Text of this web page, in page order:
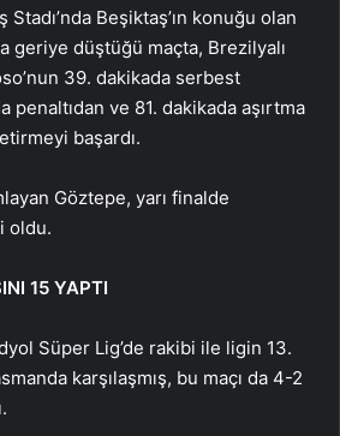
Beşiktaş’ın konuğu olan
geriye düştüğü maçta, Brezilyalı
39. dakikada serbest
penaltıdan ve 81. dakikada aşırtma
başardı.
Göztepe, yarı finalde
oldu.
15 YAPTI
Süper Lig’de rakibi ile ligin 13.
karşılaşmış, bu maçı da 4-2